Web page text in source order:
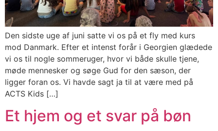
Den sidste uge af juni satte vi os på et fly med kurs
mod Danmark. Efter et intenst forår i Georgien glædede
vi os til nogle sommeruger, hvor vi både skulle tjene,
møde mennesker og søge Gud for den sæson, der
ligger foran os. Vi havde sagt ja til at være med på
ACTS Kids […]
Et hjem og et svar på bøn